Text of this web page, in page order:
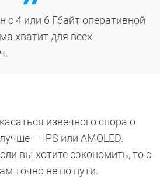
с 4 или 6 Гбайт оперативной
хватит для всех
извечного спора о
— IPS или AMOLED.
вы хотите сэкономить, то с
точно не по пути.